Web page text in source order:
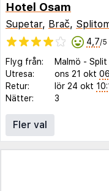
Hotel Osam
Supetar, Brač,
4,7/5
Flyg från: Malmö - Split
Utresa:
ons 21 okt
Retur:
lör 24 okt
Nätter:
3
Fler val